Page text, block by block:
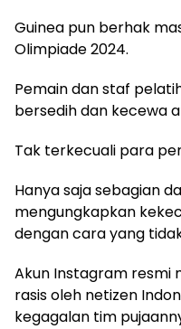
Guinea pun berhak
Olimpiade 2024.
Pemain dan staf
bersedih dan kecewa
Tak terkecuali para
Hanya saja sebagian
mengungkapkan
dengan cara yang
Akun Instagram resmi
rasis oleh netizen
kegagalan tim